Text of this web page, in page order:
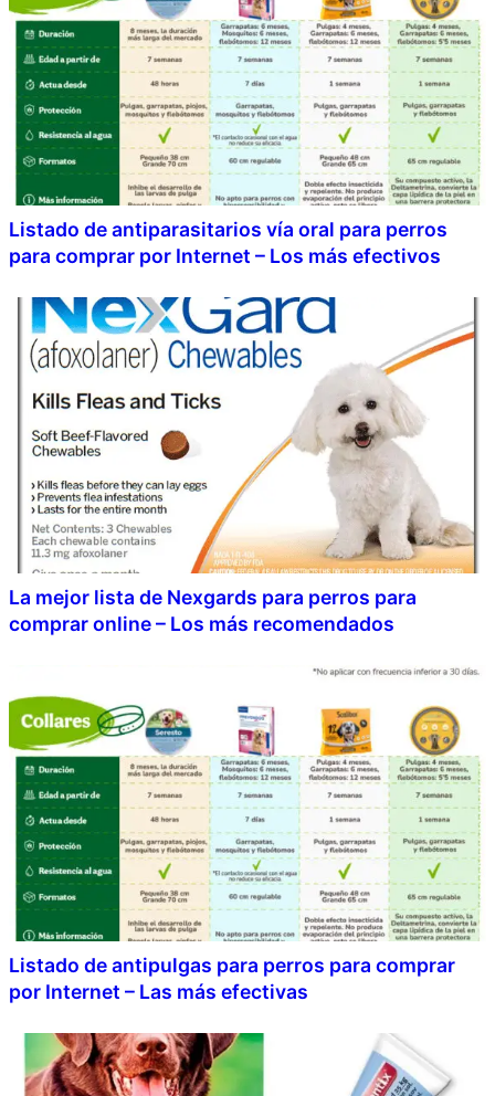
Listado de antiparasitarios vía oral para perros
para comprar por Internet – Los más efectivos
La mejor lista de Nexgards para perros para
comprar online – Los más recomendados
Listado de antipulgas para perros para comprar
por Internet – Las más efectivas